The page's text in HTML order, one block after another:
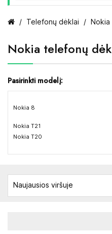
Telefonų dėklai
Nokia telefonų
Pasirinkti modelį:
Nokia 8
Nokia T21
Nokia T20
Naujausios viršuje